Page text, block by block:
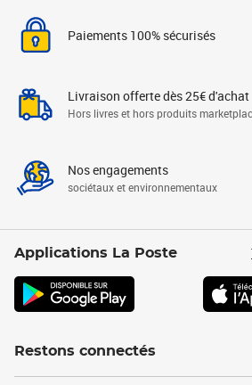
Paiements 100% sécurisés
Livraison offerte dès 25€ d'achat
Hors livres et hors produits
Nos engagements
sociétaux et environnementaux
Applications La Poste
Restons connectés